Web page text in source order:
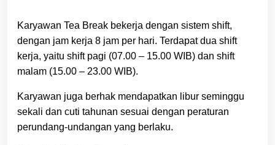
Karyawan Tea Break bekerja dengan sistem shift,
dengan jam kerja 8 jam per hari. Terdapat dua shift
kerja, yaitu shift pagi (07.00 – 15.00 WIB) dan shift
malam (15.00 – 23.00 WIB).
Karyawan juga berhak mendapatkan libur seminggu
sekali dan cuti tahunan sesuai dengan peraturan
perundang-undangan yang berlaku.